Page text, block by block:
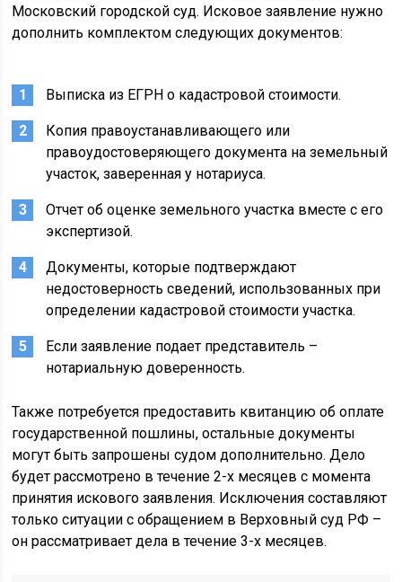
Московский городской суд. Исковое заявление нужно
дополнить комплектом следующих документов:
Выписка из ЕГРН о кадастровой стоимости.
Копия правоустанавливающего или
правоудостоверяющего документа на земельный
участок, заверенная у нотариуса.
Отчет об оценке земельного участка вместе с его
экспертизой.
Документы, которые подтверждают
недостоверность сведений, использованных при
определении кадастровой стоимости участка.
Если заявление подает представитель –
нотариальную доверенность.
Также потребуется предоставить квитанцию об оплате
государственной пошлины, остальные документы
могут быть запрошены судом дополнительно. Дело
будет рассмотрено в течение 2-х месяцев с момента
принятия искового заявления. Исключения составляют
только ситуации с обращением в Верховный суд РФ –
он рассматривает дела в течение 3-х месяцев.